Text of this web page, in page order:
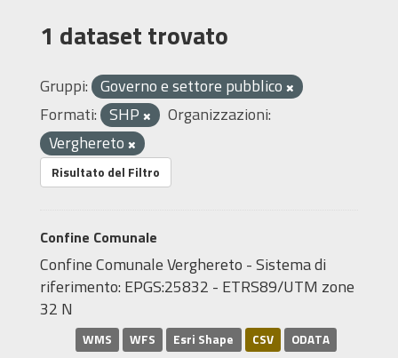
1 dataset trovato
Gruppi: Governo e settore pubblico
Formati: SHP
Organizzazioni:
Verghereto
Risultato del Filtro
Confine Comunale
Confine Comunale Verghereto - Sistema di
riferimento: EPGS:25832 - ETRS89/UTM zone
32 N
WMS WFS Esri Shape CSV ODATA